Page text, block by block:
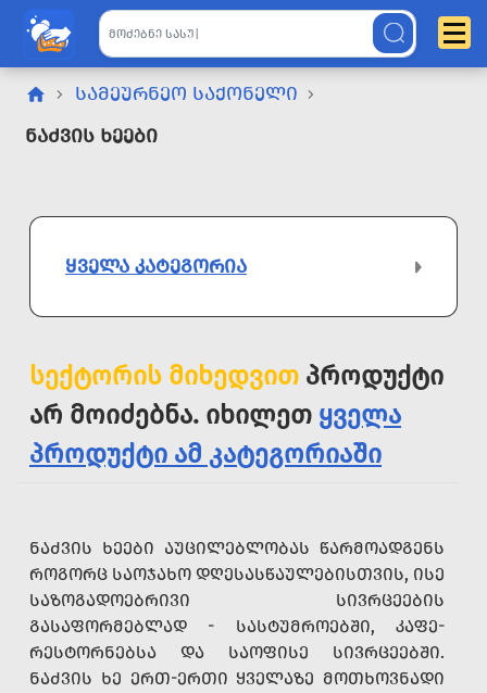
ᲡᲐᲛᲔᲣᲠᲜᲔᲝ ᲡᲐᲥᲝᲜᲔᲚᲘ
Ნაძვის Ხეები
ᲧᲕᲔᲚᲐ ᲙᲐᲢᲔᲒᲝᲠᲘᲐ
სექტორის მიხედვით პროდუქტი
არ მოიძებნა. იხილეთ ყველა
პროდუქტი ამ კატეგორიაში
ᲜᲐᲫᲕᲘᲡ ᲮᲔᲔᲑᲘ ᲐᲣᲪᲘᲚᲔᲑᲚᲝᲑᲐᲡ ᲬᲐᲠᲛᲝᲐᲓᲒᲔᲜᲡ
ᲠᲝᲒᲝᲠᲪ ᲡᲐᲝᲯᲐᲮᲝ ᲓᲦᲔᲡᲐᲡᲬᲐᲣᲚᲔᲑᲘᲡᲗᲕᲘᲡ, ᲘᲡᲔ
ᲡᲐᲖᲝᲒᲐᲓᲝᲔᲑᲠᲘᲕᲘ ᲡᲘᲕᲠᲪᲔᲔᲑᲘᲡ
ᲒᲐᲡᲐᲤᲝᲠᲛᲔᲑᲚᲐᲓ - ᲡᲐᲡᲢᲣᲛᲠᲝᲔᲑᲨᲘ, ᲙᲐᲤᲔ-
ᲠᲔᲡᲢᲝᲠᲜᲔᲑᲡᲐ ᲓᲐ ᲡᲐᲝᲤᲘᲡᲔ ᲡᲘᲕᲠᲪᲔᲔᲑᲨᲘ.
ᲜᲐᲫᲕᲘᲡ ᲮᲔ ᲔᲠᲗ-ᲔᲠᲗᲘ ᲧᲕᲔᲚᲐᲖᲔ ᲛᲝᲗᲮᲝᲕᲜᲐᲓᲘ